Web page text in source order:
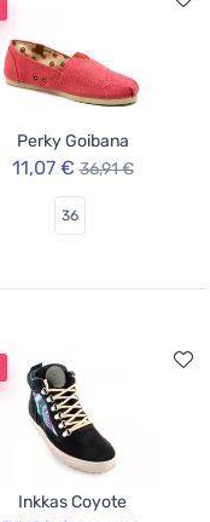
Perky Goibana
11,07 € 36,91 €
36
Inkkas Coyote